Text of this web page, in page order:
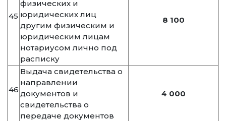
45
физических и
юридических лиц
другим физическим и
юридическим лицам
нотариусом лично под
расписку
8 100
46
Выдача свидетельства о
направлении
документов и
свидетельства о
передаче документов
4 000